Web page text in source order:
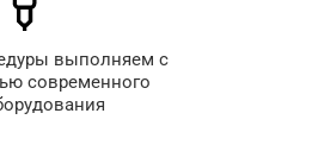
выполняем с
современного